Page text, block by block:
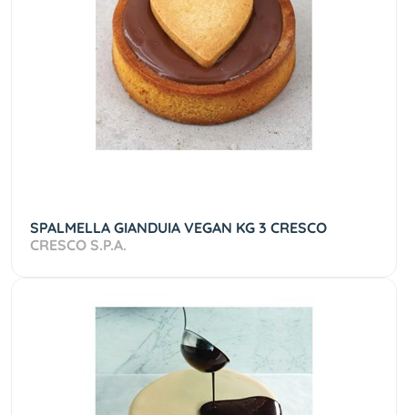
SPALMELLA GIANDUIA VEGAN KG 3 CRESCO
CRESCO S.P.A.